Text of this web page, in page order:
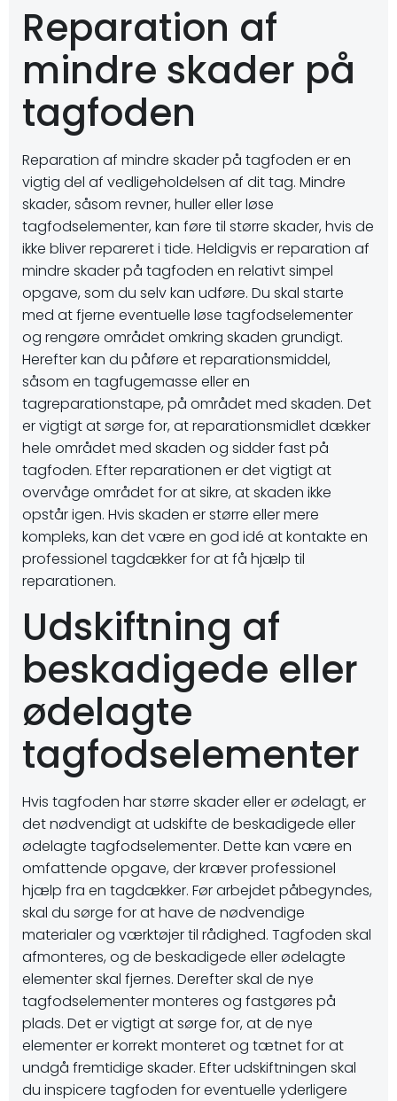
Reparation af
mindre skader på
tagfoden
Reparation af mindre skader på tagfoden er en
vigtig del af vedligeholdelsen af dit tag. Mindre
skader, såsom revner, huller eller løse
tagfodselementer, kan føre til større skader, hvis de
ikke bliver repareret i tide. Heldigvis er reparation af
mindre skader på tagfoden en relativt simpel
opgave, som du selv kan udføre. Du skal starte
med at fjerne eventuelle løse tagfodselementer
og rengøre området omkring skaden grundigt.
Herefter kan du påføre et reparationsmiddel,
såsom en tagfugemasse eller en
tagreparationstape, på området med skaden. Det
er vigtigt at sørge for, at reparationsmidlet dækker
hele området med skaden og sidder fast på
tagfoden. Efter reparationen er det vigtigt at
overvåge området for at sikre, at skaden ikke
opstår igen. Hvis skaden er større eller mere
kompleks, kan det være en god idé at kontakte en
professionel tagdækker for at få hjælp til
reparationen.
Udskiftning af
beskadigede eller
ødelagte
tagfodselementer
Hvis tagfoden har større skader eller er ødelagt, er
det nødvendigt at udskifte de beskadigede eller
ødelagte tagfodselementer. Dette kan være en
omfattende opgave, der kræver professionel
hjælp fra en tagdækker. Før arbejdet påbegyndes,
skal du sørge for at have de nødvendige
materialer og værktøjer til rådighed. Tagfoden skal
afmonteres, og de beskadigede eller ødelagte
elementer skal fjernes. Derefter skal de nye
tagfodselementer monteres og fastgøres på
plads. Det er vigtigt at sørge for, at de nye
elementer er korrekt monteret og tætnet for at
undgå fremtidige skader. Efter udskiftningen skal
du inspicere tagfoden for eventuelle yderligere